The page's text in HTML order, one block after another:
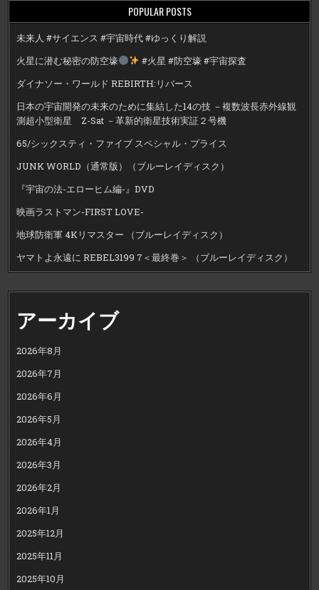
POPULAR POSTS
未来人 #サイエンス #宇宙時代 #ゆっくり解説
火星に潜む秘密の防空壕
#火星 #防空壕 #宇宙探査
ダイナソー・ワールド REBIRTH:リバース
日本の宇宙開発の未来のために集結した14の技 －複数波長赤外線観
測超小型衛星 Z-Sat －革新的衛星技術実証２号機
65/シックスティ・ファイブ スペシャル・プライス
JUNK WORLD（通常版）（ブルーレイディスク）
『宇宙の法-エローヒム編-』DVD
映画ラストマン-FIRST LOVE-
地球防衛軍 4Kリマスター （ブルーレイディスク）
ヤマトよ永遠に REBEL3199 7＜最終巻＞ （ブルーレイディスク）
アーカイブ
2026年8月
2026年7月
2026年6月
2026年5月
2026年4月
2026年3月
2026年2月
2026年1月
2025年12月
2025年11月
2025年10月